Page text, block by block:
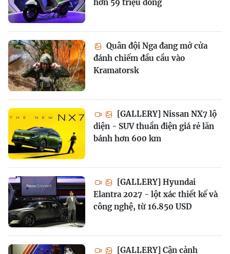
hơn 59 triệu đồng
Quân đội Nga đang mở cửa
đánh chiếm đầu cầu vào
Kramatorsk
[GALLERY] Nissan NX7 lộ
diện - SUV thuần điện giá rẻ lăn
bánh hơn 600 km
[GALLERY] Hyundai
Elantra 2027 - lột xác thiết kế và
công nghệ, từ 16.850 USD
[GALLERY] Cận cảnh